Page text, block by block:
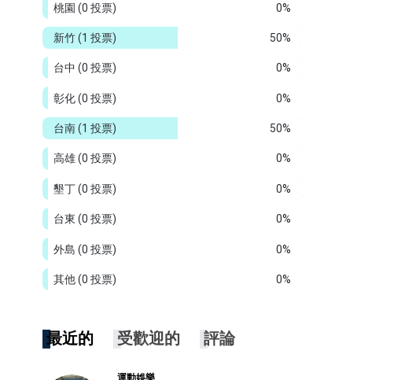
0%
桃園 (0 投票)
50%
新竹(1 投票)
0%
台中 (0 投票)
0%
彰化(0 投票)
50%
台南(1 投票)
0%
高雄(0 投票)
0%
墾丁(0 投票)
0%
台東 (0 投票)
0%
外島 (0 投票)
0%
其他(0 投票)
最近的 受歡迎的 評論
運動娛樂